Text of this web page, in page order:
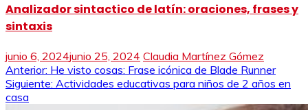
Analizador sintactico de latín: oraciones, frases y
sintaxis
junio 6, 2024junio 25, 2024 Claudia Martínez Gómez
Navegación
de
Anterior: He visto cosas: Frase icónica de Blade Runner
Siguiente: Actividades educativas para niños de 2 años en
casa